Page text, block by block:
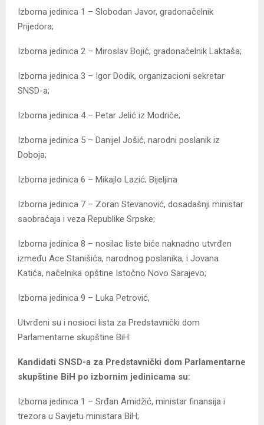
Izborna jedinica 1 – Slobodan Јavor, gradonačelnik
Prijedora;
Izborna jedinica 2 – Miroslav Bojić, gradonačelnik Laktaša;
Izborna jedinica 3 – Igor Dodik, organizacioni sekretar
SNSD-a;
Izborna jedinica 4 – Petar Јelić iz Modriče;
Izborna jedinica 5 – Danijel Јošić, narodni poslanik iz
Doboja;
Izborna jedinica 6 – Mikajlo Lazić; Bijeljina
Izborna jedinica 7 – Zoran Stevanović, dosadašnji ministar
saobraćaja i veza Republike Srpske;
Izborna jedinica 8 – nosilac liste biće naknadno utvrđen
između Ace Stanišića, narodnog poslanika, i Јovana
Katića, načelnika opštine Istočno Novo Sarajevo;
Izborna jedinica 9 – Luka Petrović,
Utvrđeni su i nosioci lista za Predstavnički dom
Parlamentarne skupštine BiH:
Kandidati SNSD-a za Predstavnički dom Parlamentarne
skupštine BiH po izbornim jedinicama su:
Izborna jedinica 1 – Srđan Amidžić, ministar finansija i
trezora u Savjetu ministara BiH;